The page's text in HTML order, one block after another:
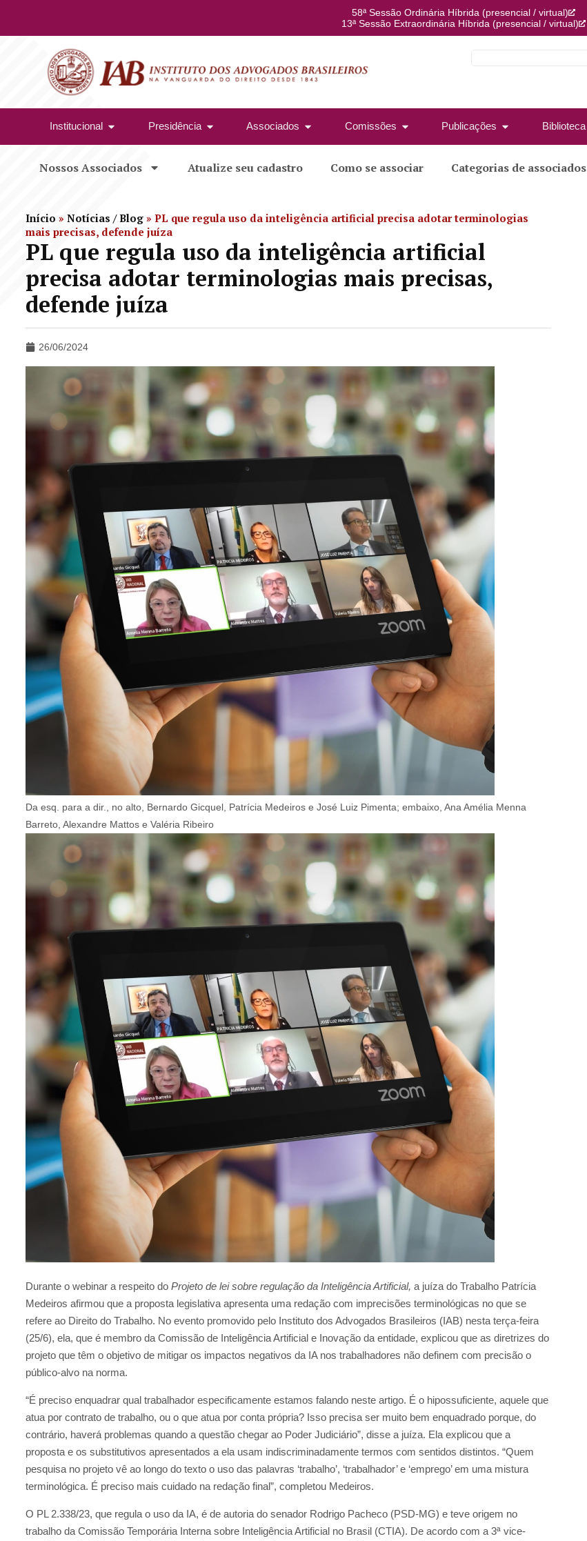
58ª Sessão Ordinária Híbrida (presencial / virtual)
13ª Sessão Extraordinária Híbrida (presencial / virtual)
Institucional Presidência Associados Comissões Publicações Biblioteca
Nossos Associados Atualize seu cadastro Como se associar Categorias de associados
Início » Notícias / Blog » PL que regula uso da inteligência artificial precisa adotar terminologias
mais precisas, defende juíza
PL que regula uso da inteligência artificial
precisa adotar terminologias mais precisas,
defende juíza
26/06/2024
Da esq. para a dir., no alto, Bernardo Gicquel, Patrícia Medeiros e José Luiz Pimenta; embaixo, Ana Amélia Menna
Barreto, Alexandre Mattos e Valéria Ribeiro
Durante o webinar a respeito do Projeto de lei sobre regulação da Inteligência Artificial, a juíza do Trabalho Patrícia
Medeiros afirmou que a proposta legislativa apresenta uma redação com imprecisões terminológicas no que se
refere ao Direito do Trabalho. No evento promovido pelo Instituto dos Advogados Brasileiros (IAB) nesta terça-feira
(25/6), ela, que é membro da Comissão de Inteligência Artificial e Inovação da entidade, explicou que as diretrizes do
projeto que têm o objetivo de mitigar os impactos negativos da IA nos trabalhadores não definem com precisão o
público-alvo na norma.
“É preciso enquadrar qual trabalhador especificamente estamos falando neste artigo. É o hipossuficiente, aquele que
atua por contrato de trabalho, ou o que atua por conta própria? Isso precisa ser muito bem enquadrado porque, do
contrário, haverá problemas quando a questão chegar ao Poder Judiciário”, disse a juíza. Ela explicou que a
proposta e os substitutivos apresentados a ela usam indiscriminadamente termos com sentidos distintos. “Quem
pesquisa no projeto vê ao longo do texto o uso das palavras ‘trabalho’, ‘trabalhador’ e ‘emprego’ em uma mistura
terminológica. É preciso mais cuidado na redação final”, completou Medeiros.
O PL 2.338/23, que regula o uso da IA, é de autoria do senador Rodrigo Pacheco (PSD-MG) e teve origem no
trabalho da Comissão Temporária Interna sobre Inteligência Artificial no Brasil (CTIA). De acordo com a 3ª vice-